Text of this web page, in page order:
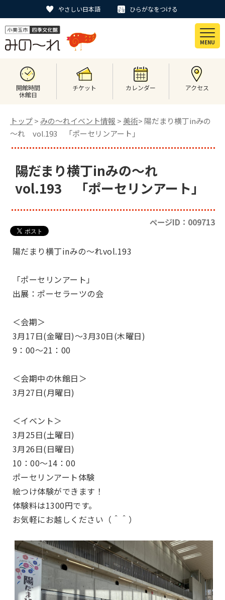
やさしい日本語 ひらがなをつける
MENU
開館時間
休館日
チケット カレンダー アクセス
トップ> みの〜れイベント情報 > 美術> 陽だまり横丁inみの
～れ vol.193 「ポーセリンアート」
陽だまり横丁inみの～れ
vol.193 「ポーセリンアート」
ページID：009713
陽だまり横丁inみの～れvol.193
「ポーセリンアート」
出展：ポーセラーツの会
＜会期＞
3月17日(金曜日)～3月30日(木曜日)
9：00～21：00
＜会期中の休館日＞
3月27日(月曜日)
＜イベント＞
3月25日(土曜日)
3月26日(日曜日)
10：00～14：00
ポーセリンアート体験
絵つけ体験ができます！
体験料は1300円です。
お気軽にお越しください（＾＾）